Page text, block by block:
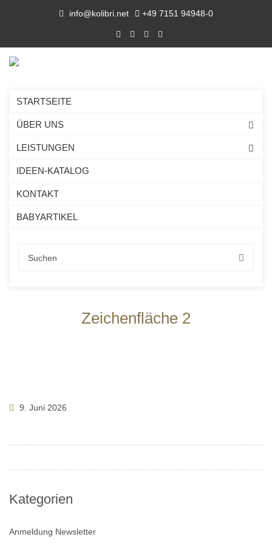
info@kolibri.net +49 7151 94948-0
STARTSEITE
ÜBER UNS
LEISTUNGEN
IDEEN-KATALOG
KONTAKT
BABYARTIKEL
Zeichenfläche 2
9. Juni 2026
Kategorien
Anmeldung Newsletter